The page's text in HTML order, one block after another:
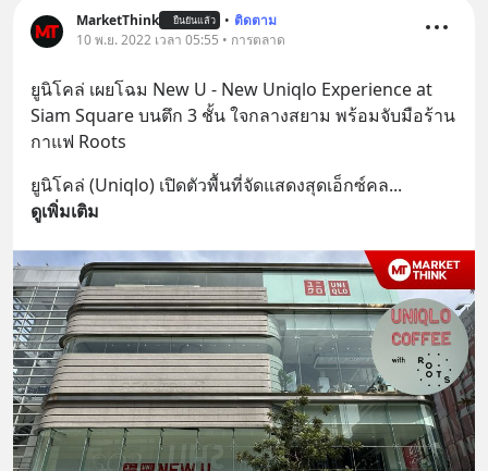
MarketThink ยืนยันแล้ว • ติดตาม
10 พ.ย. 2022 เวลา 05:55 • การตลาด
ยูนิโคล่ เผยโฉม New U - New Uniqlo Experience at
Siam Square บนตึก 3 ชั้น ใจกลางสยาม พร้อมจับมือร้าน
กาแฟ Roots
ยูนิโคล่ (Uniqlo) เปิดตัวพื้นที่จัดแสดงสุดเอ็กซ์คล...
ดูเพิ่มเติม